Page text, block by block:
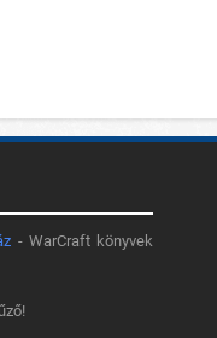
- WarCraft könyvek